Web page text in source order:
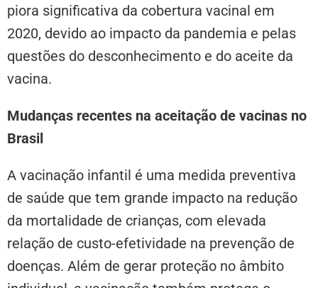
piora significativa da cobertura vacinal em
2020, devido ao impacto da pandemia e pelas
questões do desconhecimento e do aceite da
vacina.
Mudanças recentes na aceitação de vacinas no
Brasil
A vacinação infantil é uma medida preventiva
de saúde que tem grande impacto na redução
da mortalidade de crianças, com elevada
relação de custo-efetividade na prevenção de
doenças. Além de gerar proteção no âmbito